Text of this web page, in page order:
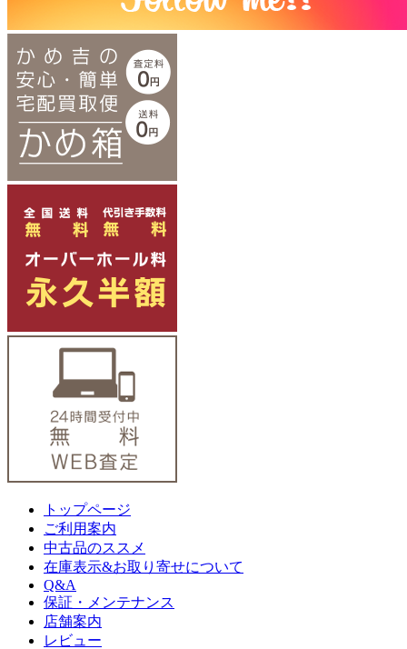
トップページ
ご利用案内
中古品のススメ
在庫表示&お取り寄せについて
Q&A
保証・メンテナンス
店舗案内
レビュー